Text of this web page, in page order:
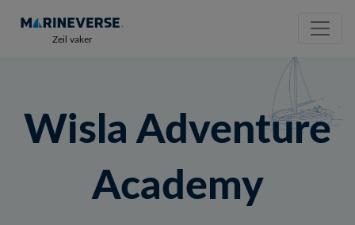
Zeil vaker
Wisla Adventure
Academy